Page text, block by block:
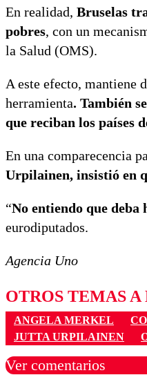
En realidad, Bruselas
pobres, con un
la Salud (OMS).
A este efecto, mantiene
herramienta. También
que reciban los países
En una comparecencia
Urpilainen, insistió en
“No entiendo que deba
eurodiputados.
Agencia Uno
OTROS TEMAS
ANGELA MERKEL
JUTTA URPILAINEN
Ver comentarios